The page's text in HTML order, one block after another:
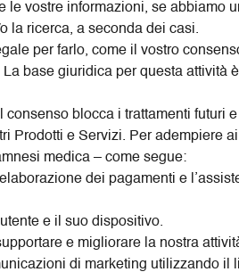
vostre informazioni, se abbiamo
la ricerca, a seconda dei casi.
per farlo, come il vostro
base giuridica per questa attività
blocca i trattamenti futuri
Prodotti e Servizi. Per adempiere
medica – come segue:
dei pagamenti e
e il suo dispositivo.
e migliorare la nostra
di marketing utilizzando il